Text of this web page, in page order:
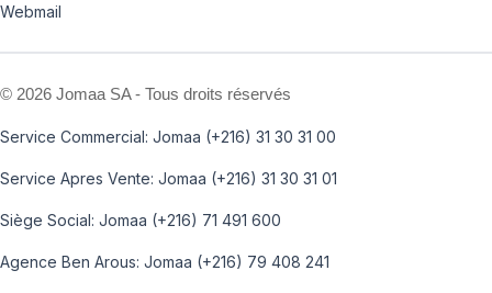
Webmail
© 2026 Jomaa SA - Tous droits réservés
Service Commercial: Jomaa (+216) 31 30 31 00
Service Apres Vente: Jomaa (+216) 31 30 31 01
Siège Social: Jomaa (+216) 71 491 600
Agence Ben Arous: Jomaa (+216) 79 408 241